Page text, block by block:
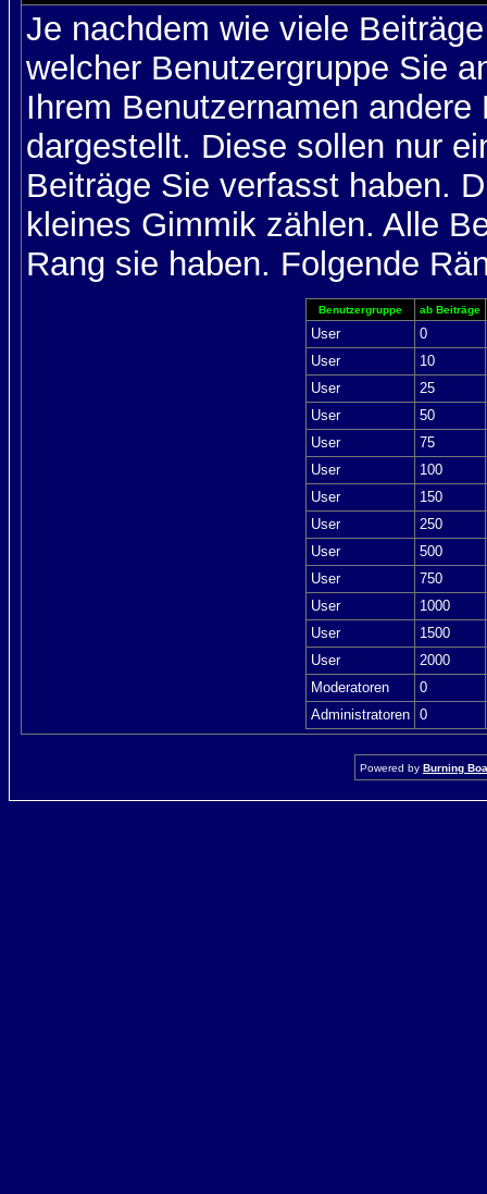
Je nachdem wie viele
welcher Benutzergruppe Sie
Ihrem Benutzernamen
dargestellt. Diese sollen nur
Beiträge Sie verfasst haben.
kleines Gimmik zählen. Alle
Rang sie haben. Folgende
Benutzergruppe ab Beiträge
User
0
User
10
User
25
User
50
User
75
User
100
User
150
User
250
User
500
User
750
User
1000
User
1500
User
2000
Moderatoren
0
Administratoren
0
Powered by Burning